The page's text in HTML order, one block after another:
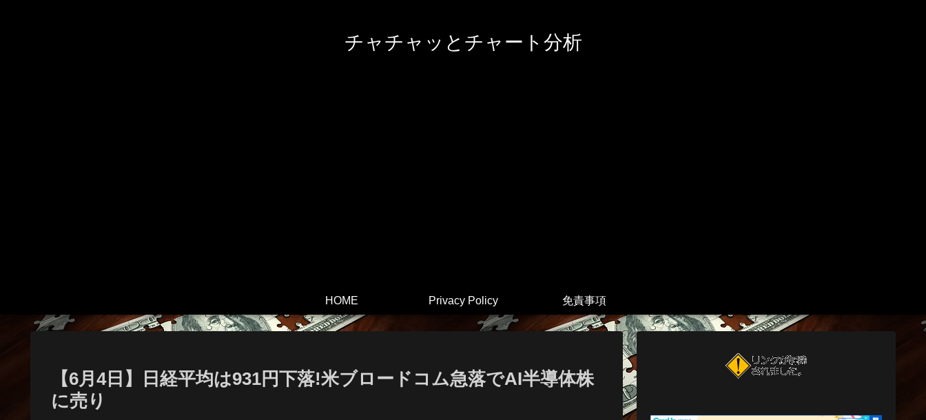
チャチャッとチャート分析
HOME Privacy Policy 免責事項
【6月4日】日経平均は931円下落!米ブロードコム急落でAI半導体株
に売り